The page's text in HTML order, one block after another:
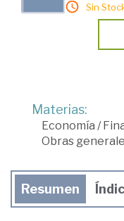
Sin
Materias:
Economía /
Obras
Resumen